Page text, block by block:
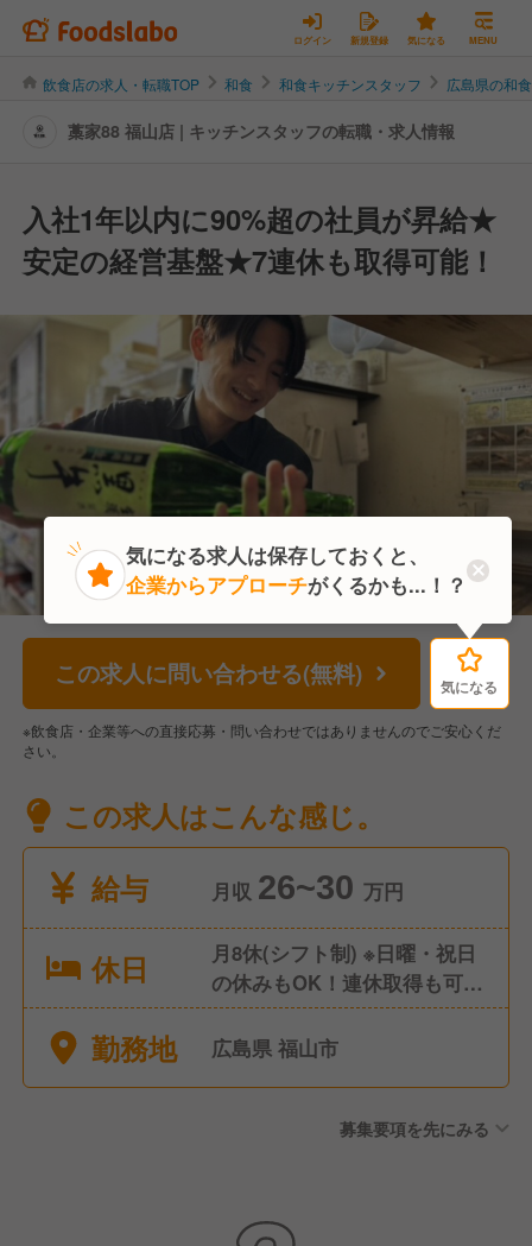
ログイン 新規登録 気になる MENU
飲食店の求人・転職TOP 和食 和食キッチンスタッフ 広島県の和
藁家88 福山店 | キッチンスタッフの転職・求人情報
入社1年以内に90%超の社員が昇給★
安定の経営基盤★7連休も取得可能！
この求人に問い合わせる(無料) 気になる
※飲食店・企業等への直接応募・問い合わせではありませんのでご安心くだ
さい。
この求人はこんな感じ。
給与
月収 26~30 万円
休日
月8休(シフト制) ※日曜・祝日
の休みもOK！連休取得も可能
他、夏期・冬期休暇、年末年
始休暇、 育休・産休取得実績
連休が取得可能！ ※有給休暇
※全社員に徹底しています
勤務地 広島県 福山市
募集要項を先にみる
気になる
気になる求人は保存しておくと、
企業からアプローチがくるかも...！？